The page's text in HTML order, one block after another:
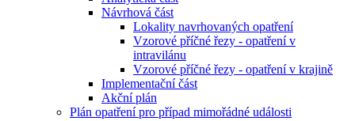
Návrhová část
Lokality navrhovaných opatření
Vzorové příčné řezy - opatření v
intravilánu
Vzorové příčné řezy - opatření v krajině
Implementační část
Akční plán
Plán opatření pro případ mimořádné události